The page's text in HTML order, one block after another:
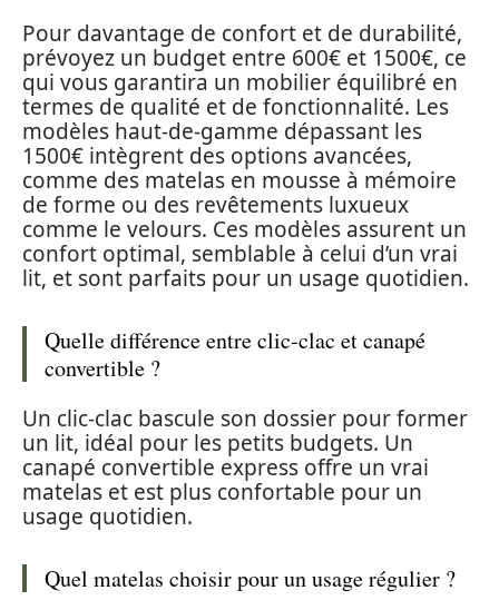
Pour davantage de confort et de durabilité,
prévoyez un budget entre 600€ et 1500€, ce
qui vous garantira un mobilier équilibré en
termes de qualité et de fonctionnalité. Les
modèles haut-de-gamme dépassant les
1500€ intègrent des options avancées,
comme des matelas en mousse à mémoire
de forme ou des revêtements luxueux
comme le velours. Ces modèles assurent un
confort optimal, semblable à celui d’un vrai
lit, et sont parfaits pour un usage quotidien.
Quelle différence entre clic-clac et canapé
convertible ?
Un clic-clac bascule son dossier pour former
un lit, idéal pour les petits budgets. Un
canapé convertible express offre un vrai
matelas et est plus confortable pour un
usage quotidien.
Quel matelas choisir pour un usage régulier ?